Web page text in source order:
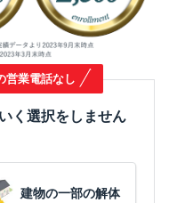
営業電話なし
く選択をしません
建物の一部の解体